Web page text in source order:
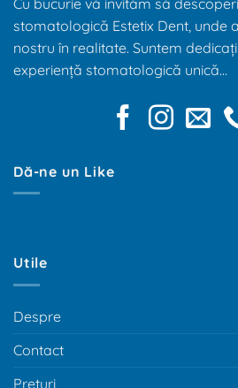
Cu bucurie vă invităm să
stomatologică Estetix Dent, unde
nostru în realitate. Suntem
experiență stomatologică unică...
Dă-ne un Like
Utile
Despre
Contact
Prețuri